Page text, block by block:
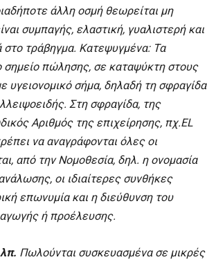
άλλη οσμή θεωρείται μη
συμπαγής, ελαστική, γυαλιστερή και
στο τράβηγμα. Κατεψυγμένα: Τα
σημείο πώλησης, σε καταψύκτη στους
υγειονομικό σήμα, δηλαδή τη σφραγίδα
Στη σφραγίδα, της
Αριθμός της επιχείρησης, πχ.EL
να αναγράφονται όλες οι
από την Νομοθεσία, δηλ. η ονομασία
οι ιδιαίτερες συνθήκες
επωνυμία και η διεύθυνση του
ή προέλευσης.
Πωλούνται συσκευασμένα σε μικρές